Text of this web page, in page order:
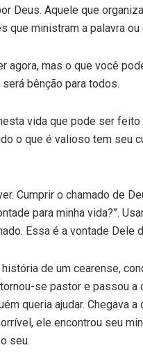
Deus. Aquele que
que ministram a palavra
agora, mas o que você
bênção para todos.
vida que pode ser
o que é valioso tem seu
Cumprir o chamado de
para minha vida?”.
Essa é a vontade Dele
história de um cearense,
se pastor e passou a
queria ajudar. Chegava
ele encontrou seu
seu.